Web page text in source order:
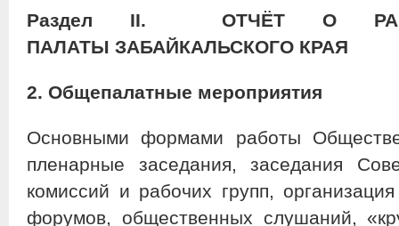
Раздел II. ОТЧЁТ О
ПАЛАТЫ ЗАБАЙКАЛЬСКОГО КРАЯ
2. Общепалатные мероприятия
Основными формами работы
пленарные заседания, заседания
комиссий и рабочих групп,
форумов, общественных слушаний,